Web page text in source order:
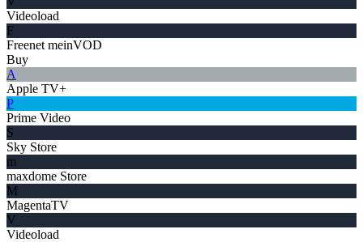
Videoload
F
Freenet meinVOD
Buy
A
Apple TV+
P
Prime Video
S
Sky Store
m
maxdome Store
M
MagentaTV
V
Videoload